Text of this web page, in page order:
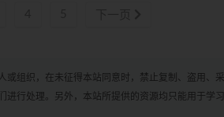
组织，在未征得本站同意时，禁止复制、盗用、
行处理。另外，本站所提供的资源均只能用于学